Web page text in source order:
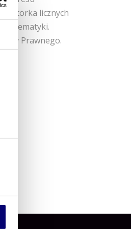
Prawnego.